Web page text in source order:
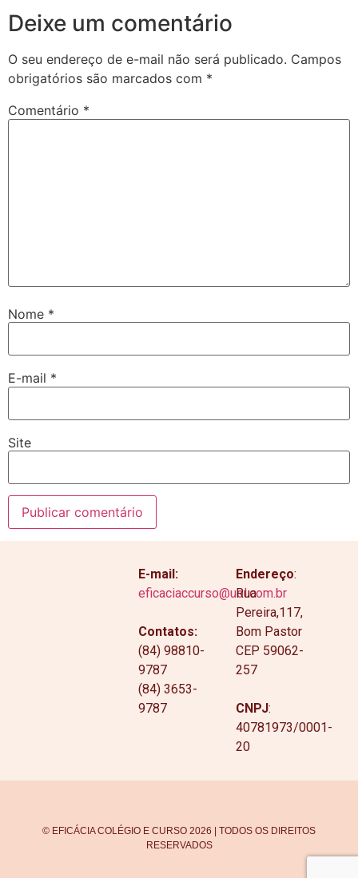
Deixe um comentário
O seu endereço de e-mail não será publicado. Campos
obrigatórios são marcados com *
Comentário *
Nome *
E-mail *
Site
E-mail:
eficaciaccurso@uol.com.br
Contatos:
(84) 98810-
9787
(84) 3653-
9787
Endereço:
Rua
Pereira,117,
Bom Pastor
CEP 59062-
257
CNPJ:
40781973/0001-
20
© EFICÁCIA COLÉGIO E CURSO 2026 | TODOS OS DIREITOS
RESERVADOS